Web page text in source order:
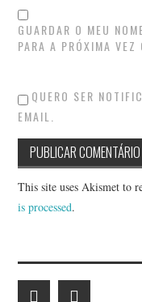
GUARDAR O MEU
PARA A PRÓXIMA VEZ
QUERO SER
EMAIL.
This site uses Akismet to
is processed.